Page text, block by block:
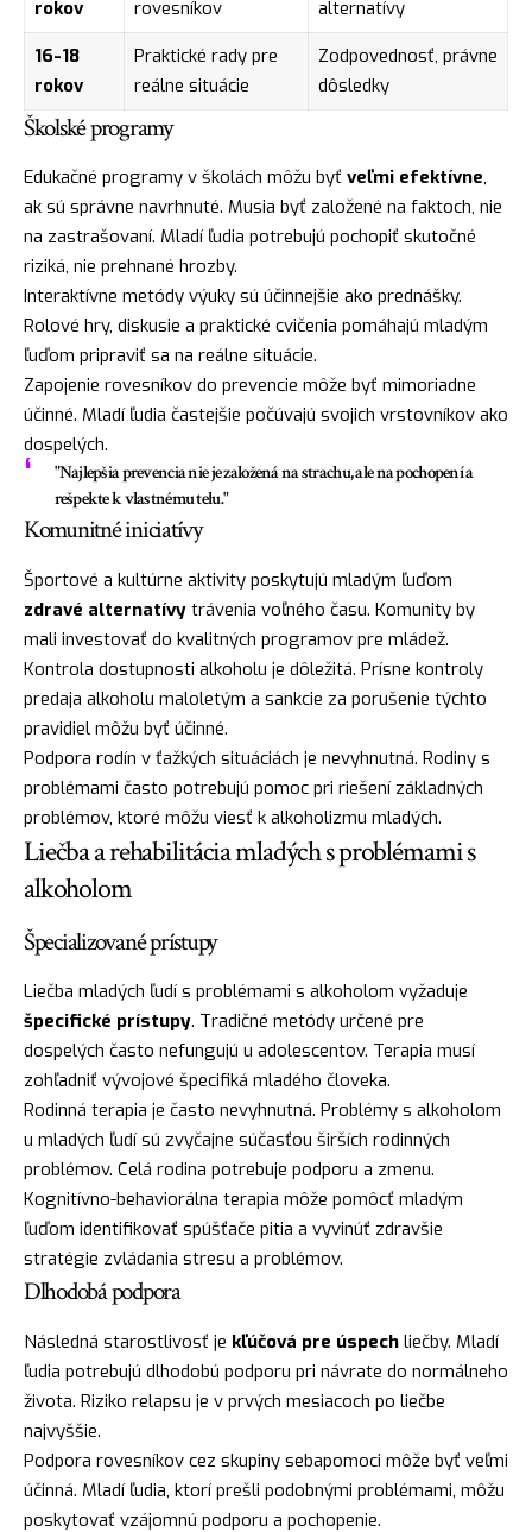
rokov rovesníkov
alternatívy
16-18
rokov
Praktické rady pre
reálne situácie
Zodpovednosť, právne
dôsledky
Školské programy
Edukačné programy v školách môžu byť veľmi efektívne,
ak sú správne navrhnuté. Musia byť založené na faktoch, nie
na zastrašovaní. Mladí ľudia potrebujú pochopiť skutočné
riziká, nie prehnané hrozby.
Interaktívne metódy výuky sú účinnejšie ako prednášky.
Rolové hry, diskusie a praktické cvičenia pomáhajú mladým
ľuďom pripraviť sa na reálne situácie.
Zapojenie rovesníkov do prevencie môže byť mimoriadne
účinné. Mladí ľudia častejšie počúvajú svojich vrstovníkov ako
dospelých.
"Najlepšia prevencia nie je založená na strachu, ale na pochopení a
rešpekte k vlastnému telu."
Komunitné iniciatívy
Športové a kultúrne aktivity poskytujú mladým ľuďom
zdravé alternatívy trávenia voľného času. Komunity by
mali investovať do kvalitných programov pre mládež.
Kontrola dostupnosti alkoholu je dôležitá. Prísne kontroly
predaja alkoholu maloletým a sankcie za porušenie týchto
pravidiel môžu byť účinné.
Podpora rodín v ťažkých situáciách je nevyhnutná. Rodiny s
problémami často potrebujú pomoc pri riešení základných
problémov, ktoré môžu viesť k alkoholizmu mladých.
Liečba a rehabilitácia mladých s problémami s
alkoholom
Špecializované prístupy
Liečba mladých ľudí s problémami s alkoholom vyžaduje
špecifické prístupy. Tradičné metódy určené pre
dospelých často nefungujú u adolescentov. Terapia musí
zohľadniť vývojové špecifiká mladého človeka.
Rodinná terapia je často nevyhnutná. Problémy s alkoholom
u mladých ľudí sú zvyčajne súčasťou širších rodinných
problémov. Celá rodina potrebuje podporu a zmenu.
Kognitívno-behaviorálna terapia môže pomôcť mladým
ľuďom identifikovať spúšťače pitia a vyvinúť zdravšie
stratégie zvládania stresu a problémov.
Dlhodobá podpora
Následná starostlivosť je kľúčová pre úspech liečby. Mladí
ľudia potrebujú dlhodobú podporu pri návrate do normálneho
života. Riziko relapsu je v prvých mesiacoch po liečbe
najvyššie.
Podpora rovesníkov cez skupiny sebapomoci môže byť veľmi
účinná. Mladí ľudia, ktorí prešli podobnými problémami, môžu
poskytovať vzájomnú podporu a pochopenie.